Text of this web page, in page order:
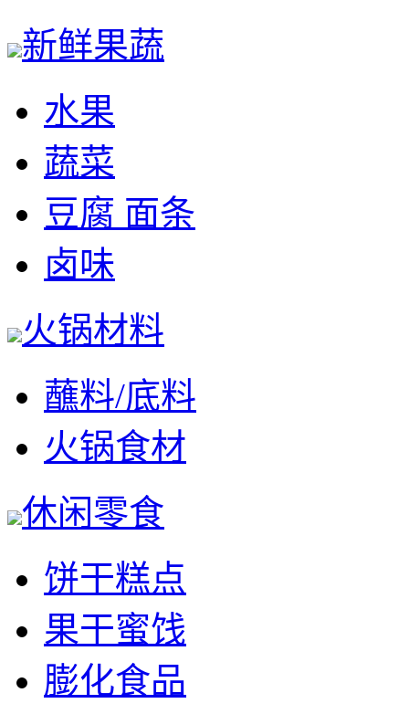
新鲜果蔬
水果
蔬菜
豆腐 面条
卤味
火锅材料
蘸料/底料
火锅食材
休闲零食
饼干糕点
果干蜜饯
膨化食品